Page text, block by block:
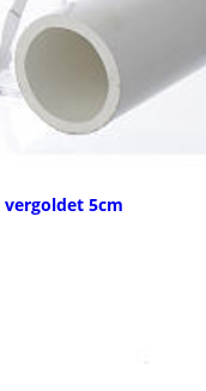
vergoldet 5cm